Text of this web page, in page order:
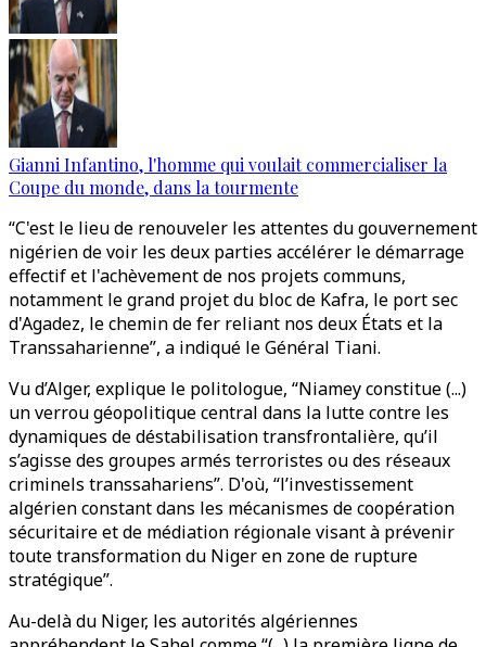
Gianni Infantino, l'homme qui voulait commercialiser la
Coupe du monde, dans la tourmente
“C'est le lieu de renouveler les attentes du gouvernement
nigérien de voir les deux parties accélérer le démarrage
effectif et l'achèvement de nos projets communs,
notamment le grand projet du bloc de Kafra, le port sec
d'Agadez, le chemin de fer reliant nos deux États et la
Transsaharienne”, a indiqué le Général Tiani.
Vu d’Alger, explique le politologue, “Niamey constitue (...)
un verrou géopolitique central dans la lutte contre les
dynamiques de déstabilisation transfrontalière, qu’il
s’agisse des groupes armés terroristes ou des réseaux
criminels transsahariens”. D'où, “l’investissement
algérien constant dans les mécanismes de coopération
sécuritaire et de médiation régionale visant à prévenir
toute transformation du Niger en zone de rupture
stratégique”.
Au-delà du Niger, les autorités algériennes